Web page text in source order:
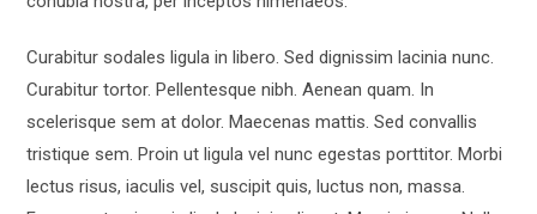
Curabitur sodales ligula in libero. Sed dignissim lacinia nunc.
Curabitur tortor. Pellentesque nibh. Aenean quam. In
scelerisque sem at dolor. Maecenas mattis. Sed convallis
tristique sem. Proin ut ligula vel nunc egestas porttitor. Morbi
lectus risus, iaculis vel, suscipit quis, luctus non, massa.